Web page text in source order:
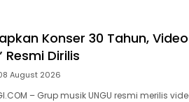
Konser 30 Tahun,
Resmi Dirilis
August 2026
– Grup musik UNGU resmi merilis